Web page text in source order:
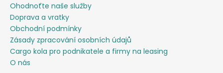
Ohodnoťte naše služby
Doprava a vratky
Obchodní podmínky
Zásady zpracování osobních údajů
Cargo kola pro podnikatele a firmy na leasing
O nás